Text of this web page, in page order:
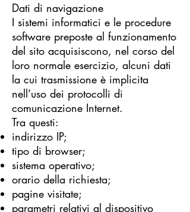
Dati di navigazione
I sistemi informatici e le procedure
software preposte al funzionamento
del sito acquisiscono, nel corso del
loro normale esercizio, alcuni dati
la cui trasmissione è implicita
nell’uso dei protocolli di
comunicazione Internet.
Tra questi:
indirizzo IP;
tipo di browser;
sistema operativo;
orario della richiesta;
pagine visitate;
parametri relativi al dispositivo